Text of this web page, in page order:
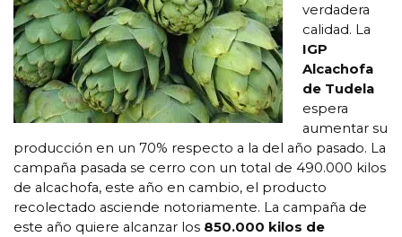
verdadera
calidad. La
IGP
Alcachofa
de Tudela
espera
aumentar su
producción en un 70% respecto a la del año pasado. La
campaña pasada se cerro con un total de 490.000 kilos
de alcachofa, este año en cambio, el producto
recolectado asciende notoriamente. La campaña de
este año quiere alcanzar los 850.000 kilos de